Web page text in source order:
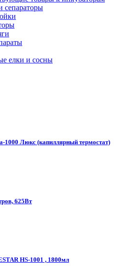
сепараторы
елки и сосны
1000 Люкс (капиллярный термостат)
625Вт
HS-1001 , 1800мл